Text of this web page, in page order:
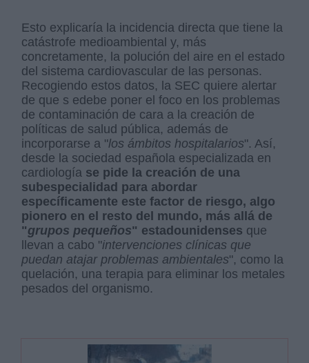
Esto explicaría la incidencia directa que tiene la
catástrofe medioambiental y, más
concretamente, la polución del aire en el estado
del sistema cardiovascular de las personas.
Recogiendo estos datos, la SEC quiere alertar
de que s edebe poner el foco en los problemas
de contaminación de cara a la creación de
políticas de salud pública, además de
incorporarse a "los ámbitos hospitalarios". Así,
desde la sociedad española especializada en
cardiología se pide la creación de una
subespecialidad para abordar
específicamente este factor de riesgo, algo
pionero en el resto del mundo, más allá de
"grupos pequeños" estadounidenses que
llevan a cabo "intervenciones clínicas que
puedan atajar problemas ambientales", como la
quelación, una terapia para eliminar los metales
pesados del organismo.